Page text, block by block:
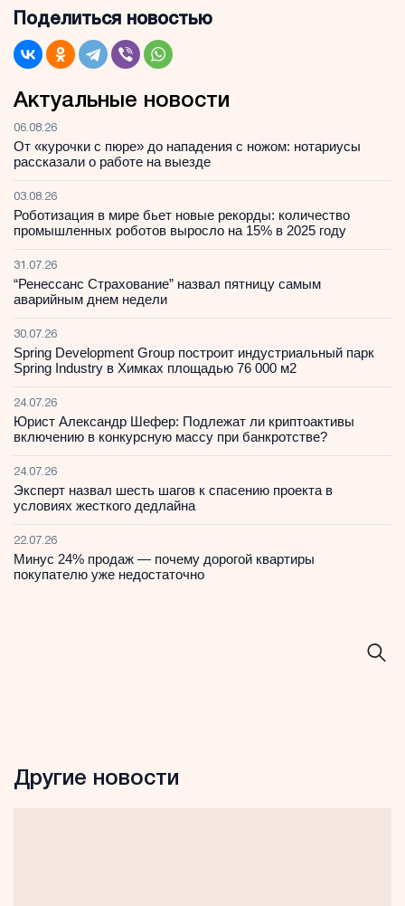
Поделиться новостью
Актуальные новости
06.08.26
От «курочки с пюре» до нападения с ножом: нотариусы
рассказали о работе на выезде
03.08.26
Роботизация в мире бьет новые рекорды: количество
промышленных роботов выросло на 15% в 2025 году
31.07.26
“Ренессанс Страхование” назвал пятницу самым
аварийным днем недели
30.07.26
Spring Development Group построит индустриальный парк
Spring Industry в Химках площадью 76 000 м2
24.07.26
Юрист Александр Шефер: Подлежат ли криптоактивы
включению в конкурсную массу при банкротстве?
24.07.26
Эксперт назвал шесть шагов к спасению проекта в
условиях жесткого дедлайна
22.07.26
Минус 24% продаж — почему дорогой квартиры
покупателю уже недостаточно
Другие новости